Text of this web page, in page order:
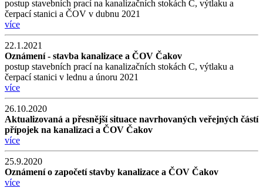
postup stavebních prací na kanalizačních stokách C, výtlaku a
čerpací stanici a ČOV v dubnu 2021
více
22.1.2021
Oznámení - stavba kanalizace a ČOV Čakov
postup stavebních prací na kanalizačních stokách C, výtlaku a
čerpací stanici v lednu a únoru 2021
více
26.10.2020
Aktualizovaná a přesnější situace navrhovaných veřejných částí
přípojek na kanalizaci a ČOV Čakov
více
25.9.2020
Oznámení o započetí stavby kanalizace a ČOV Čakov
více